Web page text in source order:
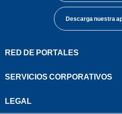
Descarga nuestra
RED DE PORTALES
SERVICIOS CORPORATIVOS
LEGAL